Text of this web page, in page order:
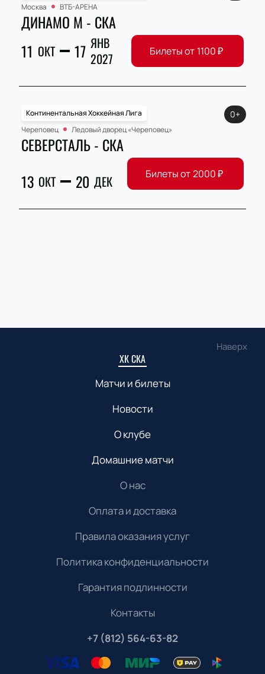
Москва
ВТБ-АРЕНА
ДИНАМО М - СКА
11 ОКТ 17 ЯНВ
2027
Билеты от 1100₽
Континентальная Хоккейная Лига
Череповец
Ледовый дворец «Череповец»
СЕВЕРСТАЛЬ - СКА
13 ОКТ 20 ДЕК
0+
Билеты от2000₽
Наверх
ХК СКА
Матчи и билеты
Новости
О клубе
Домашние матчи
О нас
Оплата и доставка
Правила оказания услуг
Политика конфиденциальности
Гарантия подлинности
Контакты
+7 (812) 564-63-82